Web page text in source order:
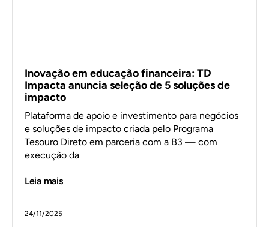
Inovação em educação financeira: TD
Impacta anuncia seleção de 5 soluções de
impacto
Plataforma de apoio e investimento para negócios
e soluções de impacto criada pelo Programa
Tesouro Direto em parceria com a B3 — com
execução da
Leia mais
24/11/2025